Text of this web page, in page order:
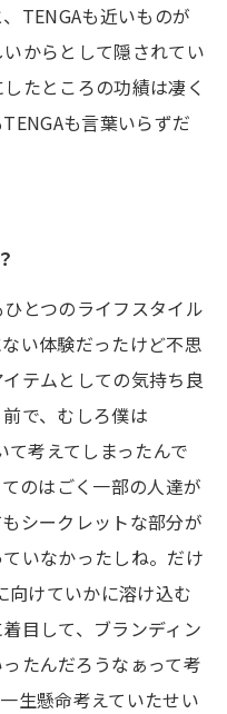
TENGAも近いものが
からとして隠されてい
たところの功績は凄く
も言葉いらずだ
とつのライフスタイル
い体験だったけど不思
テムとしての気持ち良
で、むしろ僕は
て考えてしまったんで
のはごく一部の人達が
シークレットな部分が
いなかったしね。だけ
向けていかに溶け込む
目して、ブランディン
たんだろうなぁって考
生懸命考えていたせい